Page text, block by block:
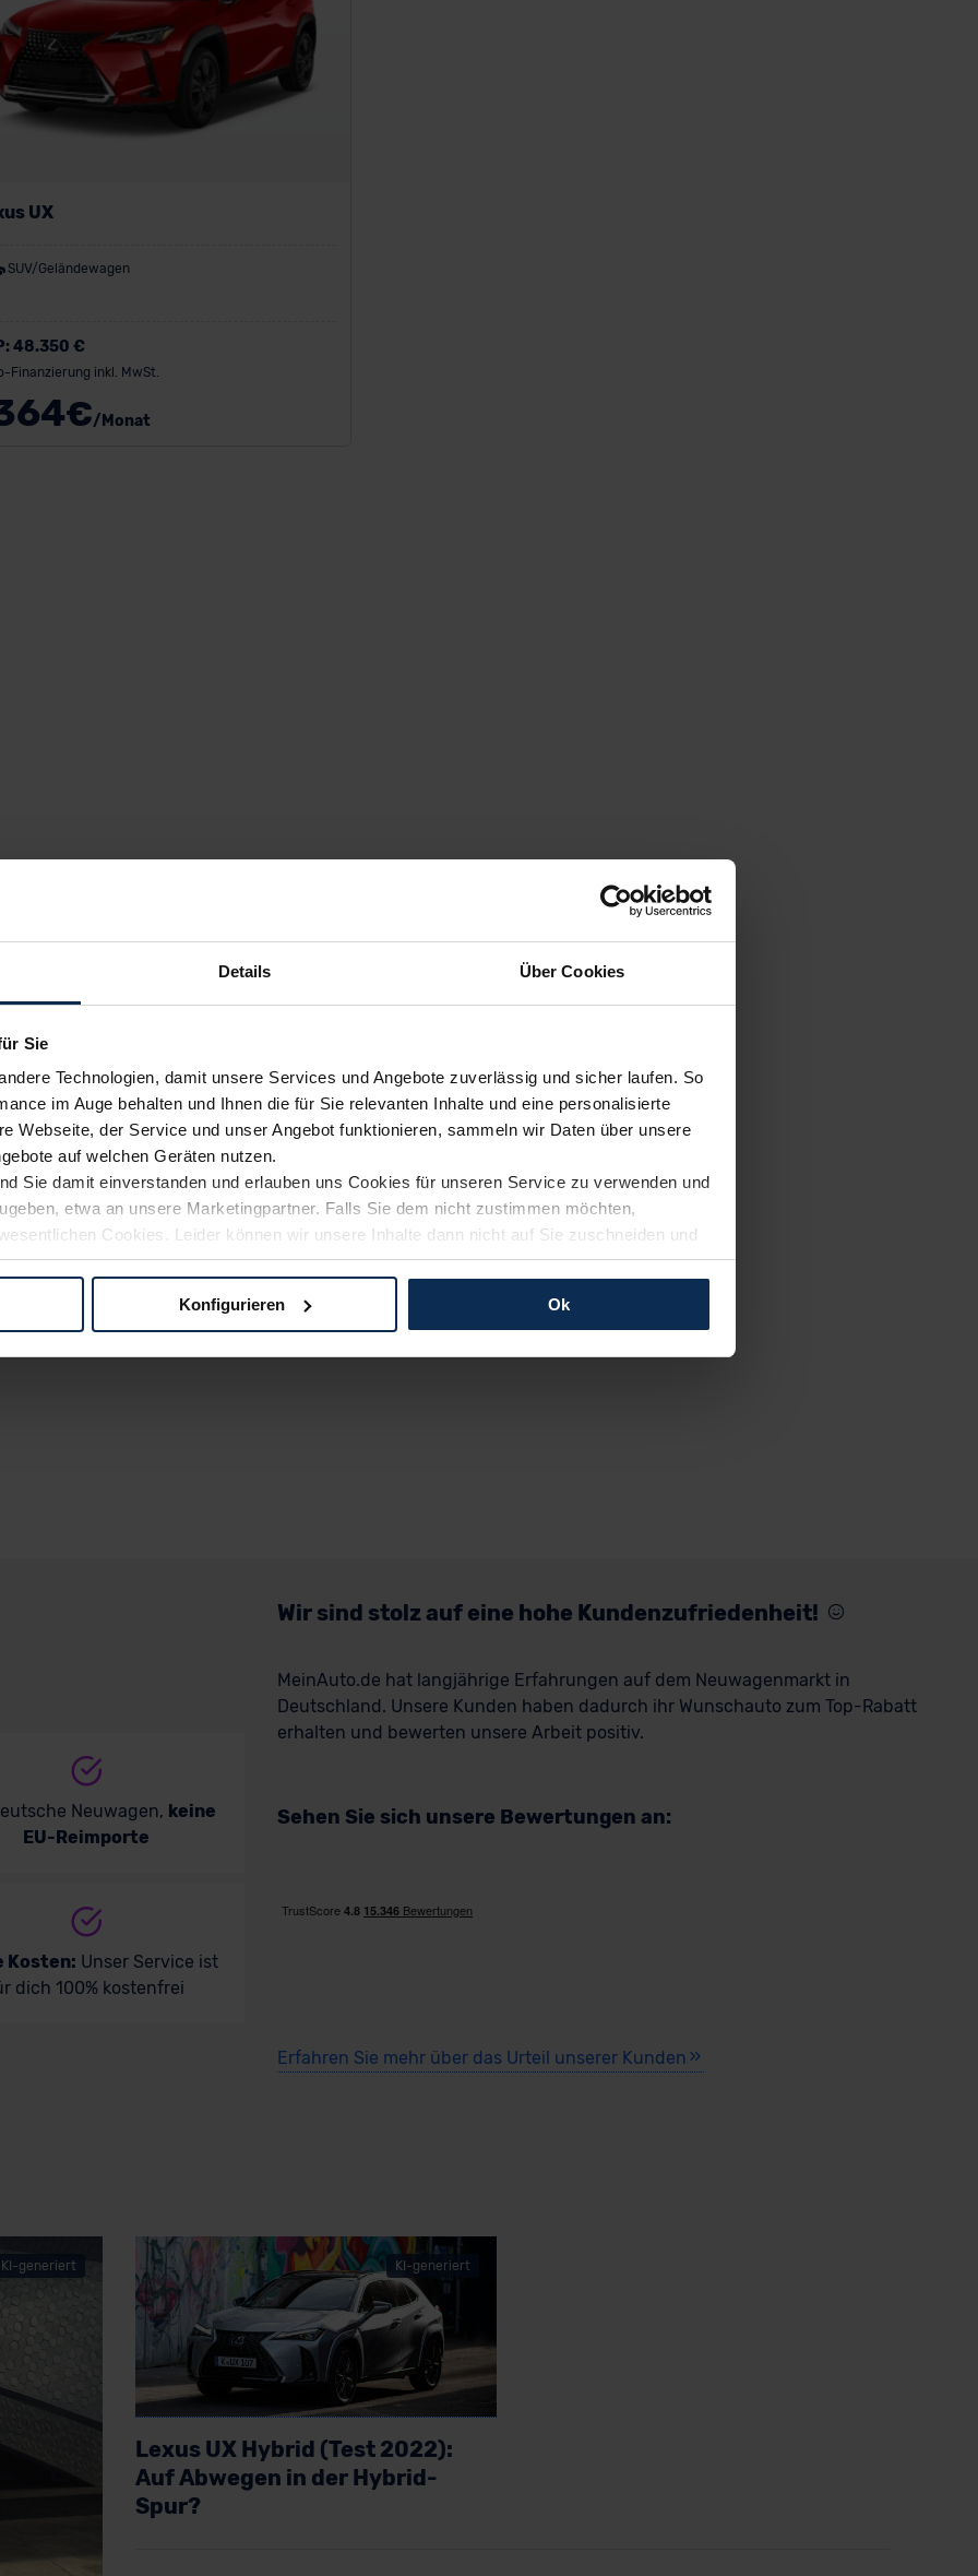
Details Über Cookies
Sie
Technologien, damit unsere Services und Angebote zuverlässig und sicher laufen. So
im Auge behalten und Ihnen die für Sie relevanten Inhalte und eine personalisierte
Webseite, der Service und unser Angebot funktionieren, sammeln wir Daten über unsere
auf welchen Geräten nutzen.
Sie damit einverstanden und erlauben uns Cookies für unseren Service zu verwenden und
etwa an unsere Marketingpartner. Falls Sie dem nicht zustimmen möchten,
Cookies. Leider können wir unsere Inhalte dann nicht auf Sie zuschneiden und
Weg zu Ihrem Neuwagen unterstützen. Sie können die Einstellungen jederzeit anpassen
Konfigurieren Ok
UX
SUV/Geländewagen
48.350 €
Finanzierung inkl. MwSt.
€/Monat
Neuwagen, keine
EU-Reimporte
Kosten: Unser Service ist
dich 100% kostenfrei
Wir sind stolz auf eine hohe Kundenzufriedenheit!
MeinAuto.de hat langjährige Erfahrungen auf dem Neuwagenmarkt in
Deutschland. Unsere Kunden haben dadurch ihr Wunschauto zum Top-Rabatt
erhalten und bewerten unsere Arbeit positiv.
Sehen Sie sich unsere Bewertungen an:
Erfahren Sie mehr über das Urteil unserer Kunden
KI-generiert KI-generiert
Lexus UX Hybrid (Test 2022):
Auf Abwegen in der Hybrid-
Spur?